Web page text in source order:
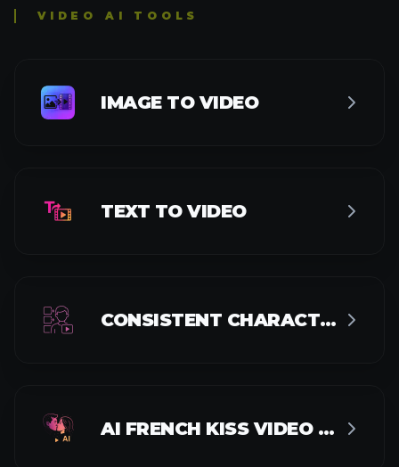
VIDEO AI TOOLS
IMAGE TO VIDEO
TEXT TO VIDEO
CONSISTENT CHARACTER VIDEO
AI FRENCH KISS VIDEO GENERATOR